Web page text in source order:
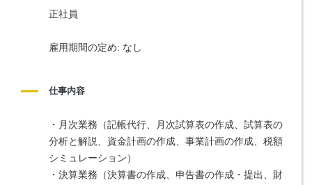
正社員
雇用期間の定め: なし
仕事内容
・月次業務（記帳代行、月次試算表の作成、試算表の
分析と解説、資金計画の作成、事業計画の作成、税額
シミュレーション）
・決算業務（決算書の作成、申告書の作成・提出、財